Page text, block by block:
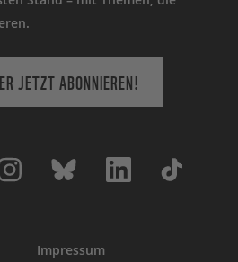
JETZT ABONNIEREN!
Impressum